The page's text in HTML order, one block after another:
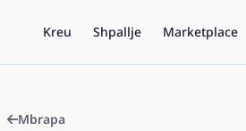
Kreu Shpallje Marketplace
Mbrapa